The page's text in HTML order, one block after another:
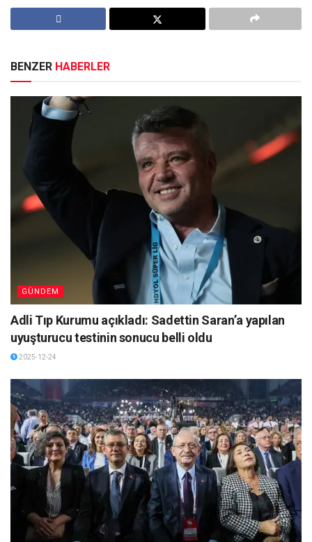
BENZER HABERLER
GÜNDEM
Adli Tıp Kurumu açıkladı: Sadettin Saran’a yapılan
uyuşturucu testinin sonucu belli oldu
2025-12-24